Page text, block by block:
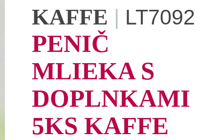
KAFFE | LT7092
PENIČ
MLIEKA S
DOPLNKAMI
5KS KAFFE